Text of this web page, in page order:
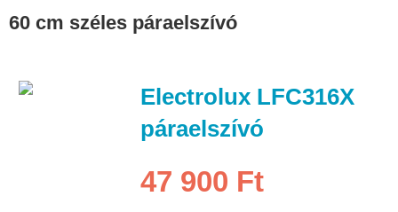
60 cm széles páraelszívó
Electrolux LFC316X
páraelszívó
47 900 Ft